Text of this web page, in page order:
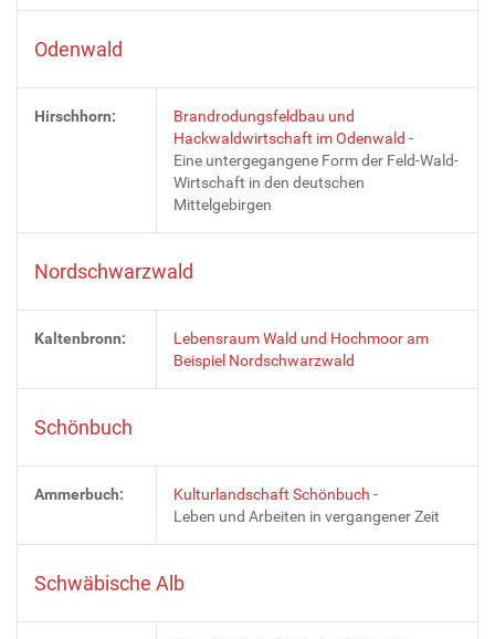
Odenwald
Hirschhorn:
Brandrodungsfeldbau und
Hackwaldwirtschaft im Odenwald -
Eine untergegangene Form der Feld-Wald-
Wirtschaft in den deutschen
Mittelgebirgen
Nordschwarzwald
Kaltenbronn:
Lebensraum Wald und Hochmoor am
Beispiel Nordschwarzwald
Schönbuch
Ammerbuch:
Kulturlandschaft Schönbuch -
Leben und Arbeiten in vergangener Zeit
Schwäbische Alb